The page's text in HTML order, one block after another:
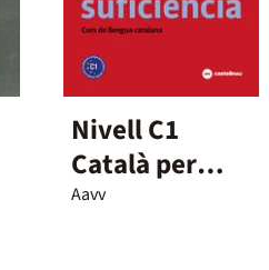
Nivell C1
Català per
adults
Aavv